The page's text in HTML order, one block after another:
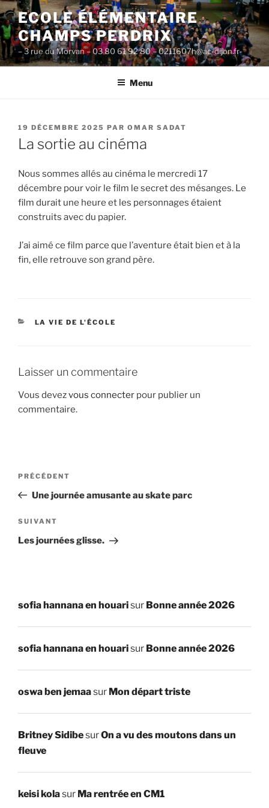
Aller
au
contenu
principal
ECOLE ÉLÉMENTAIRE
CHAMPS PERDRIX
– 3 rue du Morvan – 03 80 61 92 80 – 0211607h@ac-dijon.fr-
Menu
PUBLIÉ
LE
19 DÉCEMBRE 2025 PAR OMAR SADAT
La sortie au cinéma
Nous sommes allés au cinéma le mercredi 17
décembre pour voir le film le secret des mésanges. Le
film durait une heure et les personnages étaient
construits avec du papier.
J’ai aimé ce film parce que l’aventure était bien et à la
fin, elle retrouve son grand père.
CATÉGORIES
LA VIE DE L'ÉCOLE
Laisser un commentaire
Vous devezvous connecter pour publier un
commentaire.
Navigation
l’article
Article
précédent
PRÉCÉDENT
Une journée amusante au skate parc
Article
suivant
SUIVANT
Les journées glisse.
sofia hannana en houarisur Bonne année 2026
sofia hannana en houarisur Bonne année 2026
oswa ben jemaasur Mon départ triste
Britney SidibesurOn a vu des moutons dans un
fleuve
keisi kolasur Ma rentrée en CM1